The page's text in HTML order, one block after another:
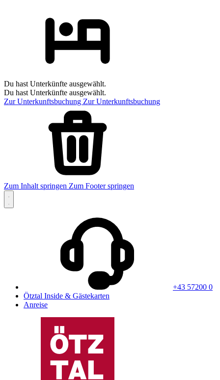
Du hast Unterkünfte ausgewählt.
Du hast Unterkünfte ausgewählt.
Zur Unterkunftsbuchung Zur Unterkunftsbuchung
Zum Inhalt springen Zum Footer springen
+43 57200 0
Ötztal Inside & Gästekarten
Anreise